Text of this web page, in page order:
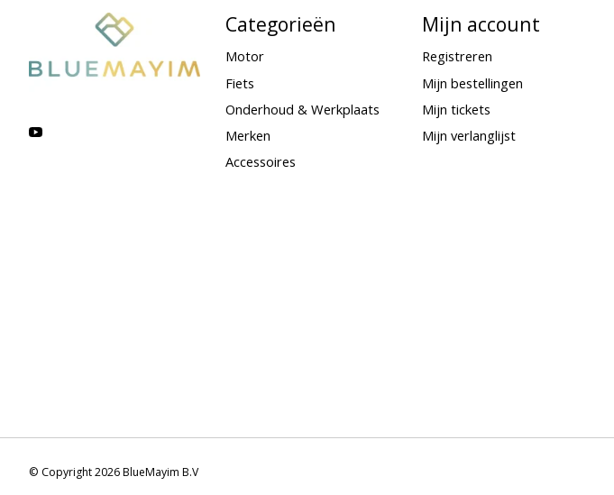
Categorieën
Motor
Fiets
Onderhoud & Werkplaats
Merken
Accessoires
Mijn account
Registreren
Mijn bestellingen
Mijn tickets
Mijn verlanglijst
© Copyright 2026 BlueMayim B.V